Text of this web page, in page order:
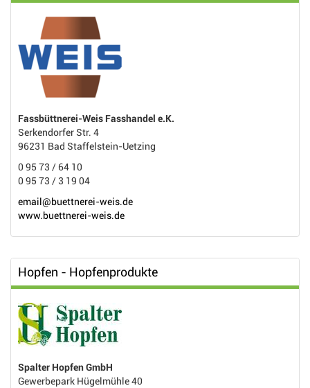
Fassbüttnerei-Weis Fasshandel e.K.
Serkendorfer Str. 4
96231 Bad Staffelstein-Uetzing
0 95 73 / 64 10
0 95 73 / 3 19 04
email@buettnerei-weis.de
www.buettnerei-weis.de
Hopfen - Hopfenprodukte
Spalter Hopfen GmbH
Gewerbepark Hügelmühle 40